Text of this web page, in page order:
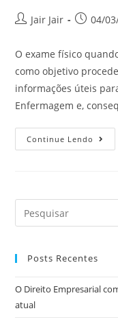
Jair Jair 04/
O exame físico
como objetivo
informações úteis
Enfermagem e,
Continue Lendo
Posts Recentes
O Direito Empresarial
atual